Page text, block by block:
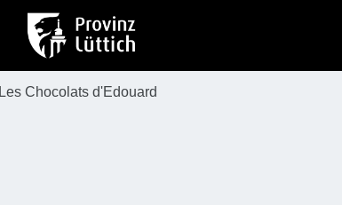
Les Chocolats d'Edouard